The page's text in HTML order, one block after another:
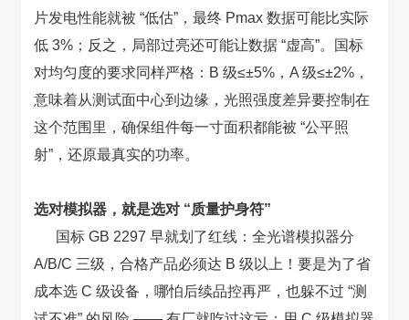
片发电性能就被 “低估”，最终 Pmax 数据可能比实际
低 3%；反之，局部过亮还可能让数据 “虚高”。国标
对均匀度的要求同样严格：B 级≤±5%，A 级≤±2%，
意味着从测试面中心到边缘，光照强度差异要控制在
这个范围里，确保组件每一寸面积都能被 “公平照
射”，还原最真实的功率。
选对模拟器，就是选对 “质量护身符”
国标 GB 2297 早就划了红线：全光谱模拟器分
A/B/C 三级，合格产品必须达 B 级以上！要是为了省
成本选 C 级设备，哪怕后续品控再严，也躲不过 “测